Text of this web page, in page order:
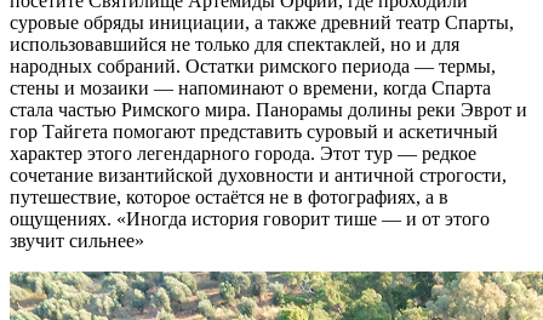
суровые обряды инициации, а также древний театр Спарты,
использовавшийся не только для спектаклей, но и для
народных собраний. Остатки римского периода — термы,
стены и мозаики — напоминают о времени, когда Спарта
стала частью Римского мира. Панорамы долины реки Эврот и
гор Тайгета помогают представить суровый и аскетичный
характер этого легендарного города. Этот тур — редкое
сочетание византийской духовности и античной строгости,
путешествие, которое остаётся не в фотографиях, а в
ощущениях. «Иногда история говорит тише — и от этого
звучит сильнее»